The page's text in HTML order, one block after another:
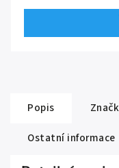
výpusť se závitem 5/4′′
Popis
Ostatní informace